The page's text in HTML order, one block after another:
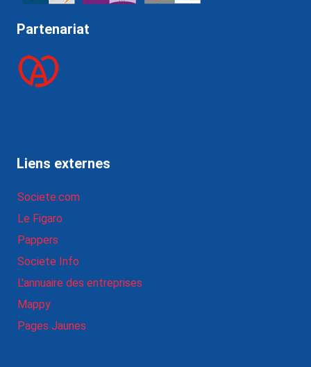
Partenariat
Liens externes
Societe.com
Le Figaro
Pappers
Societe Info
L'annuaire des entreprises
Mappy
Pages Jaunes